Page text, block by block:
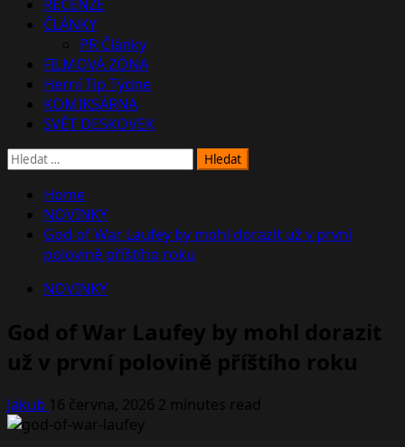
RECENZE
ČLÁNKY
PR Články
FILMOVÁ ZÓNA
Herní Tip Týdne
KOMIKSÁRNA
SVĚT DESKOVEK
Vyhledávání
Home
NOVINKY
God of War Laufey by mohl dorazit už v první
polovině příštího roku
NOVINKY
God of War Laufey by mohl dorazit
už v první polovině příštího roku
Jakub 16 června, 2026 2 minutes read